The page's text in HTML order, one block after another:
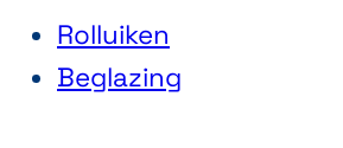
Rolluiken
Beglazing